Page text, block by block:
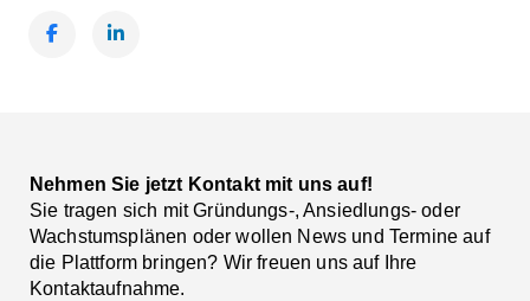
Nehmen Sie jetzt Kontakt mit uns auf!
Sie tragen sich mit Gründungs-, Ansiedlungs- oder
Wachstumsplänen oder wollen News und Termine auf
die Plattform bringen? Wir freuen uns auf Ihre
Kontaktaufnahme.